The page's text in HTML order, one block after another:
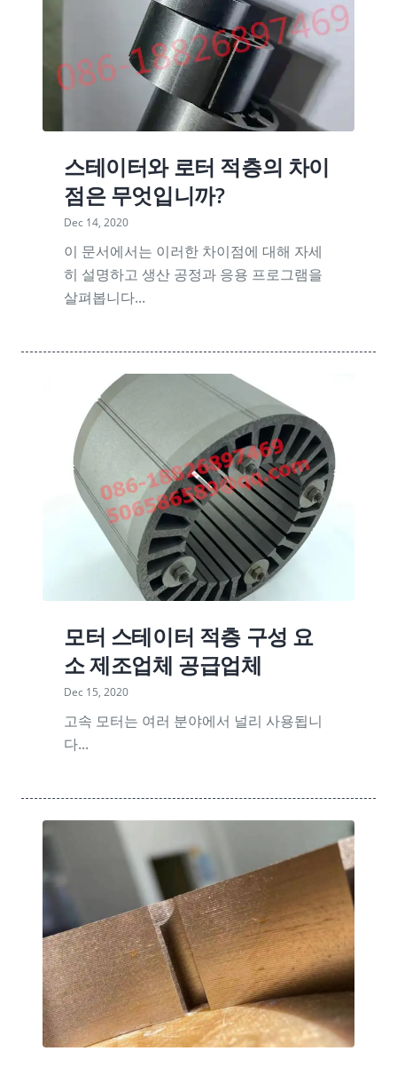
스테이터와 로터 적층의 차이
점은 무엇입니까?
Dec 14, 2020
이 문서에서는 이러한 차이점에 대해 자세
히 설명하고 생산 공정과 응용 프로그램을
살펴봅니다...
모터 스테이터 적층 구성 요
소 제조업체 공급업체
Dec 15, 2020
고속 모터는 여러 분야에서 널리 사용됩니
다...